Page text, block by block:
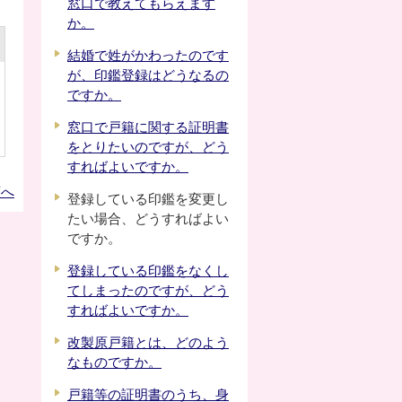
窓口で教えてもらえます
か。
結婚で姓がかわったのです
が、印鑑登録はどうなるの
ですか。
窓口で戸籍に関する証明書
をとりたいのですが、どう
すればよいですか。
登録している印鑑を変更し
たい場合、どうすればよい
ですか。
登録している印鑑をなくし
てしまったのですが、どう
すればよいですか。
改製原戸籍とは、どのよう
なものですか。
戸籍等の証明書のうち、身